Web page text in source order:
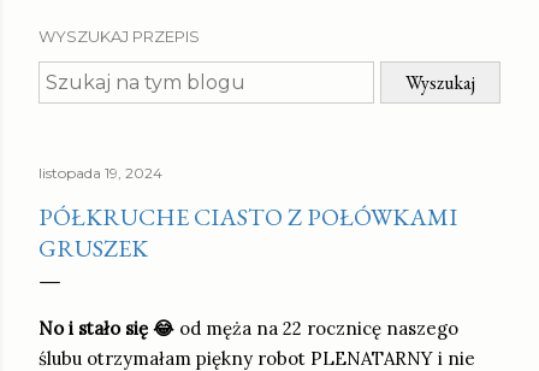
WYSZUKAJ PRZEPIS
listopada 19, 2024
PÓŁKRUCHE CIASTO Z POŁÓWKAMI
GRUSZEK
No i stało się 😂 od męża na 22 rocznicę naszego
ślubu otrzymałam piękny robot PLENATARNY i nie